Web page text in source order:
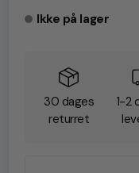
Ikke på lager
30 dages
returret
1-2